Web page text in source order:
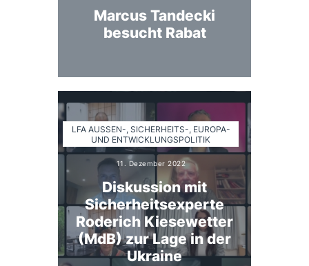
Marcus Tandecki
besucht Rabat
LFA AUSSEN-, SICHERHEITS-, EUROPA- U
ND ENTWICKLUNGSPOLITIK
11. Dezember 2022
Diskussion mit
Sicherheitsexperte
Roderich Kiesewetter
(MdB) zur Lage in der
Ukraine